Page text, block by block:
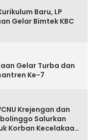
Baru, LP
Gelar Bimtek KBC
Gelar Turba dan
Ke-7
Krejengan dan
Salurkan
Korban Kecelakaan